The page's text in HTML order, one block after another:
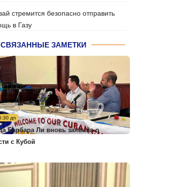
стремится безопасно отправить
в Газу
СВЯЗАННЫЕ ЗАМЕТКИ
дп
Барбара Ли вновь заявила о
с Кубой